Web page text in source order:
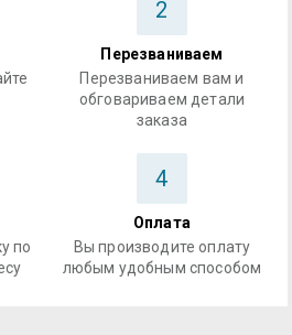
2
Перезваниваем
Перезваниваем вам и
обговариваем детали
заказа
по
4
Оплата
Вы производите оплату
любым удобным способом